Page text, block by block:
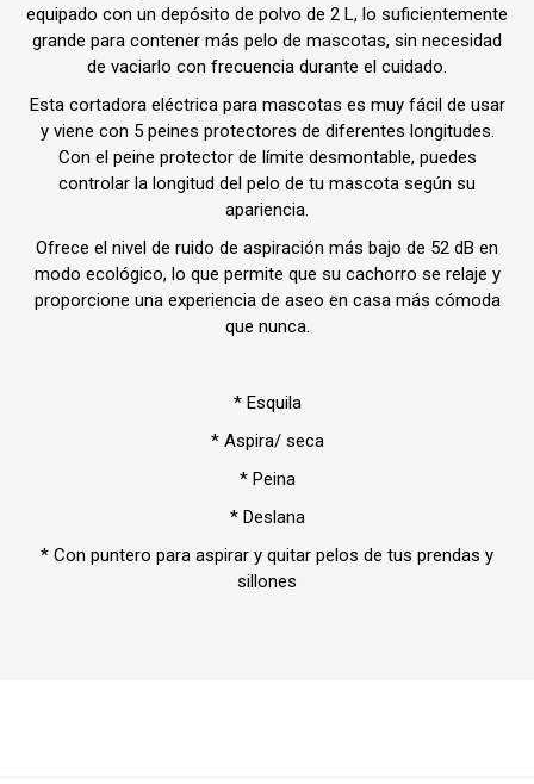
equipado con un depósito de polvo de 2 L, lo suficientemente
grande para contener más pelo de mascotas, sin necesidad
de vaciarlo con frecuencia durante el cuidado.
Esta cortadora eléctrica para mascotas es muy fácil de usar
y viene con 5 peines protectores de diferentes longitudes.
Con el peine protector de límite desmontable, puedes
controlar la longitud del pelo de tu mascota según su
apariencia.
Ofrece el nivel de ruido de aspiración más bajo de 52 dB en
modo ecológico, lo que permite que su cachorro se relaje y
proporcione una experiencia de aseo en casa más cómoda
que nunca.
* Esquila
* Aspira/ seca
* Peina
* Deslana
* Con puntero para aspirar y quitar pelos de tus prendas y
sillones